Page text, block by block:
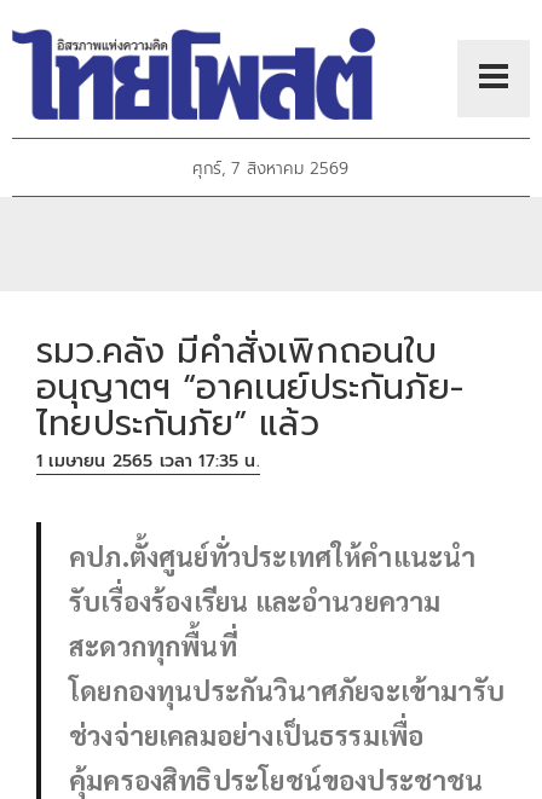
ศุกร์, 7 สิงหาคม 2569
รมว.คลัง มีคำสั่งเพิกถอนใบ
อนุญาตฯ “อาคเนย์ประกันภัย-
ไทยประกันภัย” แล้ว
1 เมษายน 2565 เวลา 17:35 น.
คปภ.ตั้งศูนย์ทั่วประเทศให้คำแนะนำ
รับเรื่องร้องเรียน และอำนวยความ
สะดวกทุกพื้นที่
โดยกองทุนประกันวินาศภัยจะเข้ามารับ
ช่วงจ่ายเคลมอย่างเป็นธรรมเพื่อ
คุ้มครองสิทธิประโยชน์ของประชาชน